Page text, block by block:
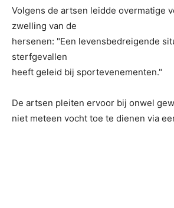
Volgens de artsen leidde overmatige
zwelling van de
hersenen: "Een levensbedreigende
sterfgevallen
heeft geleid bij sportevenementen."
De artsen pleiten ervoor bij onwel
niet meteen vocht toe te dienen via